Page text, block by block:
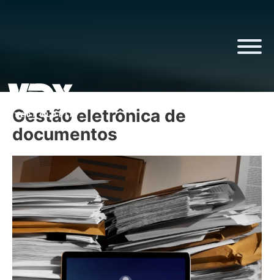
Gestão eletrônica de
documentos